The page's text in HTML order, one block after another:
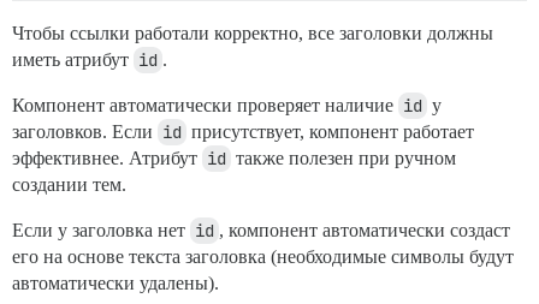
Чтобы ссылки работали корректно, все заголовки должны
иметь атрибут id .
Компонент автоматически проверяет наличие id у
заголовков. Если id присутствует, компонент работает
эффективнее. Атрибут id также полезен при ручном
создании тем.
Если у заголовка нет id , компонент автоматически создаст
его на основе текста заголовка (необходимые символы будут
автоматически удалены).